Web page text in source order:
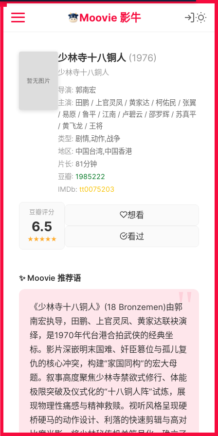
Moovie 影牛
少林寺十八铜人 (1976)
少林寺十八銅人
导演: 郭南宏
主演: 田鹏 / 上官灵凤 / 黄家达 / 柯佑民 / 张翼
/ 易原 / 鲁平 / 江南 / 卢碧云 / 邵罗辉 / 苏真平
/ 黄飞龙 / 王将
类型: 剧情,动作,战争
地区: 中国台湾,中国香港
片长: 81分钟
豆瓣: 1985222
IMDb: tt0075203
豆瓣评分
6.5
★★★★★
想看
看过
✨ Moovie 推荐语
《少林寺十八铜人》(18 Bronzemen)由郭
南宏执导，田鹏、上官灵凤、黄家达联袂演
绎，是1970年代台港合拍武侠的经典坐
标。影片深嵌明末国难、奸臣篡位与孤儿复
仇的核心冲突，构建“家国同构”的宏大母
题。叙事高度聚焦少林寺禁欲式修行、体能
极限突破及仪式化的“十八铜人阵”试炼，展
现物理性痛感与精神救赎。视听风格呈现硬
桥硬马的动作设计、利落的快速剪辑与高对
比度光影，将少林秘传机关符号化，确立了